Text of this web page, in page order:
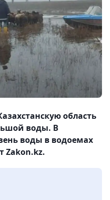
область
воды. В
воды в водоемах
Zakon.kz.